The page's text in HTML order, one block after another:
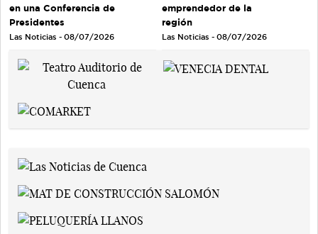
en una Conferencia de
Presidentes
Las Noticias - 08/07/2026
emprendedor de la
región
Las Noticias - 08/07/2026